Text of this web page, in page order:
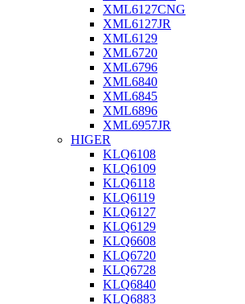
XML6127CNG
XML6127JR
XML6129
XML6720
XML6796
XML6840
XML6845
XML6896
XML6957JR
HIGER
KLQ6108
KLQ6109
KLQ6118
KLQ6119
KLQ6127
KLQ6129
KLQ6608
KLQ6720
KLQ6728
KLQ6840
KLQ6883